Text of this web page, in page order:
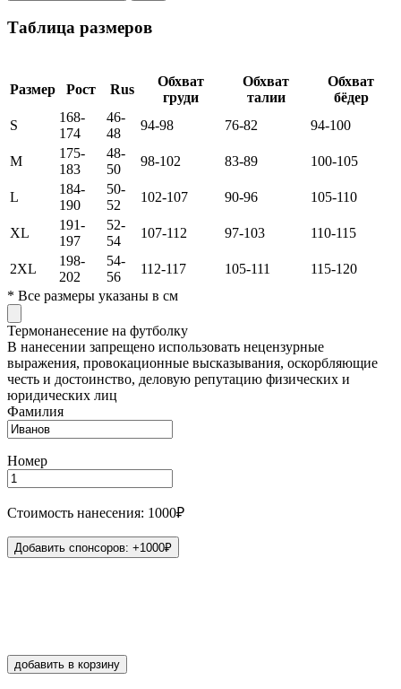
Таблица размеров
Размер Рост Rus
Обхват
груди
Обхват
талии
Обхват
бёдер
S
168-
174
46-
48
94-98 76-82 94-100
M
175-
183
48-
50
98-102 83-89 100-105
L
184-
190
50-
52
102-107 90-96 105-110
XL
191-
197
52-
54
107-112 97-103 110-115
2XL
198-
202
54-
56
112-117 105-111
115-120
* Все размеры указаны в см
Термонанесение на футболку
В нанесении запрещено использовать нецензурные
выражения, провокационные высказывания, оскорбляющие
честь и достоинство, деловую репутацию физических и
юридических лиц
Фамилия
Номер
Стоимость нанесения: 1000₽
Добавить спонсоров: +1000₽
добавить в корзину